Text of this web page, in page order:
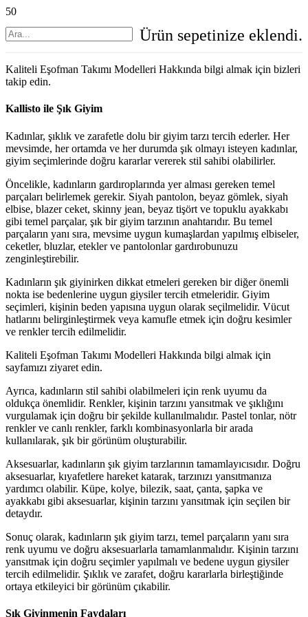
Ürün sepetinize eklendi.
Kaliteli Eşofman Takımı Modelleri Hakkında bilgi almak için bizleri
takip edin.
Kallisto ile Şık Giyim
Kadınlar, şıklık ve zarafetle dolu bir giyim tarzı tercih ederler. Her
mevsimde, her ortamda ve her durumda şık olmayı isteyen kadınlar,
giyim seçimlerinde doğru kararlar vererek stil sahibi olabilirler.
Öncelikle, kadınların gardıroplarında yer alması gereken temel
parçaları belirlemek gerekir. Siyah pantolon, beyaz gömlek, siyah
elbise, blazer ceket, skinny jean, beyaz tişört ve topuklu ayakkabı
gibi temel parçalar, şık bir giyim tarzının anahtarıdır. Bu temel
parçaların yanı sıra, mevsime uygun kumaşlardan yapılmış elbiseler,
ceketler, bluzlar, etekler ve pantolonlar gardırobunuzu
zenginleştirebilir.
Kadınların şık giyinirken dikkat etmeleri gereken bir diğer önemli
nokta ise bedenlerine uygun giysiler tercih etmeleridir. Giyim
seçimleri, kişinin beden yapısına uygun olarak seçilmelidir. Vücut
hatlarını belirginleştirmek veya kamufle etmek için doğru kesimler
ve renkler tercih edilmelidir.
Kaliteli Eşofman Takımı Modelleri Hakkında bilgi almak için
sayfamızı ziyaret edin.
Ayrıca, kadınların stil sahibi olabilmeleri için renk uyumu da
oldukça önemlidir. Renkler, kişinin tarzını yansıtmak ve şıklığını
vurgulamak için doğru bir şekilde kullanılmalıdır. Pastel tonlar, nötr
renkler ve canlı renkler, farklı kombinasyonlarla bir arada
kullanılarak, şık bir görünüm oluşturabilir.
Aksesuarlar, kadınların şık giyim tarzlarının tamamlayıcısıdır. Doğru
aksesuarlar, kıyafetlere hareket katarak, tarzınızı yansıtmanıza
yardımcı olabilir. Küpe, kolye, bilezik, saat, çanta, şapka ve
ayakkabı gibi aksesuarlar, kişinin tarzını yansıtmak için seçilen bir
detaydır.
Sonuç olarak, kadınların şık giyim tarzı, temel parçaların yanı sıra
renk uyumu ve doğru aksesuarlarla tamamlanmalıdır. Kişinin tarzını
yansıtmak için doğru seçimler yapılmalı ve bedene uygun giysiler
tercih edilmelidir. Şıklık ve zarafet, doğru kararlarla birleştiğinde
ortaya etkileyici bir görünüm çıkabilir.
Şık Giyinmenin Faydaları